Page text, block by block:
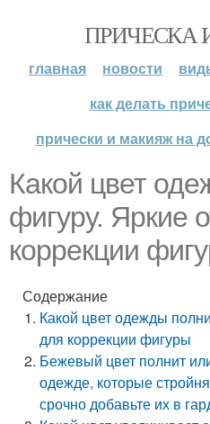
ПРИЧЕСКА
главная новости
как делать
прически и макияж на
Какой цвет
фигуру. Яркие
коррекции
Содержание
Какой цвет одежды
для коррекции фигуры
Бежевый цвет полнит
одежде, которые
срочно добавьте их в